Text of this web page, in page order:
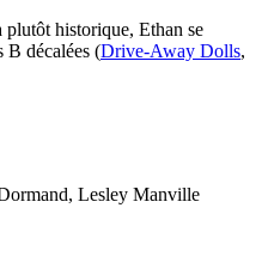
plutôt historique, Ethan se
B décalées (Drive-Away Dolls,
Lesley Manville